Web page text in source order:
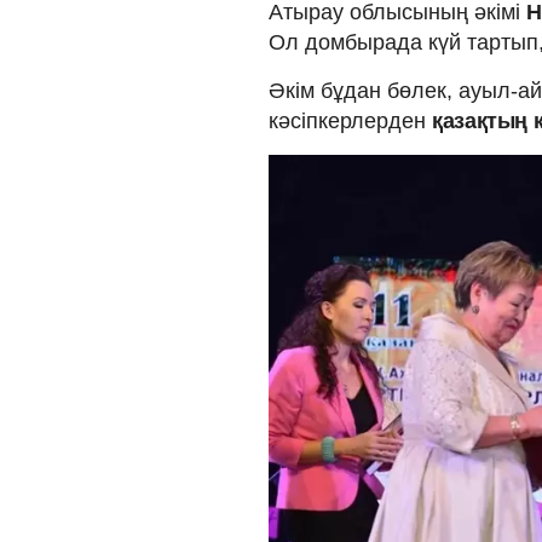
Атырау облысының әкімі
Ол домбырада күй тартып,
Әкім бұдан бөлек, ауыл-
кәсіпкерлерден қазақтың